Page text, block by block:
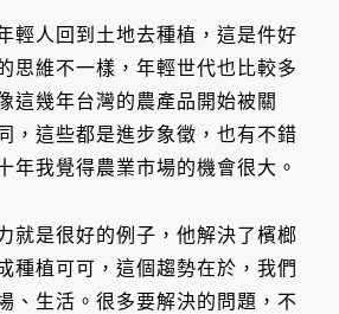
輕人回到土地去種植，這是件好
思維不一樣，年輕世代也比較多
這幾年台灣的農產品開始被關
，這些都是進步象徵，也有不錯
年我覺得農業市場的機會很大。
就是很好的例子，他解決了檳榔
種植可可，這個趨勢在於，我們
、生活。很多要解決的問題，不